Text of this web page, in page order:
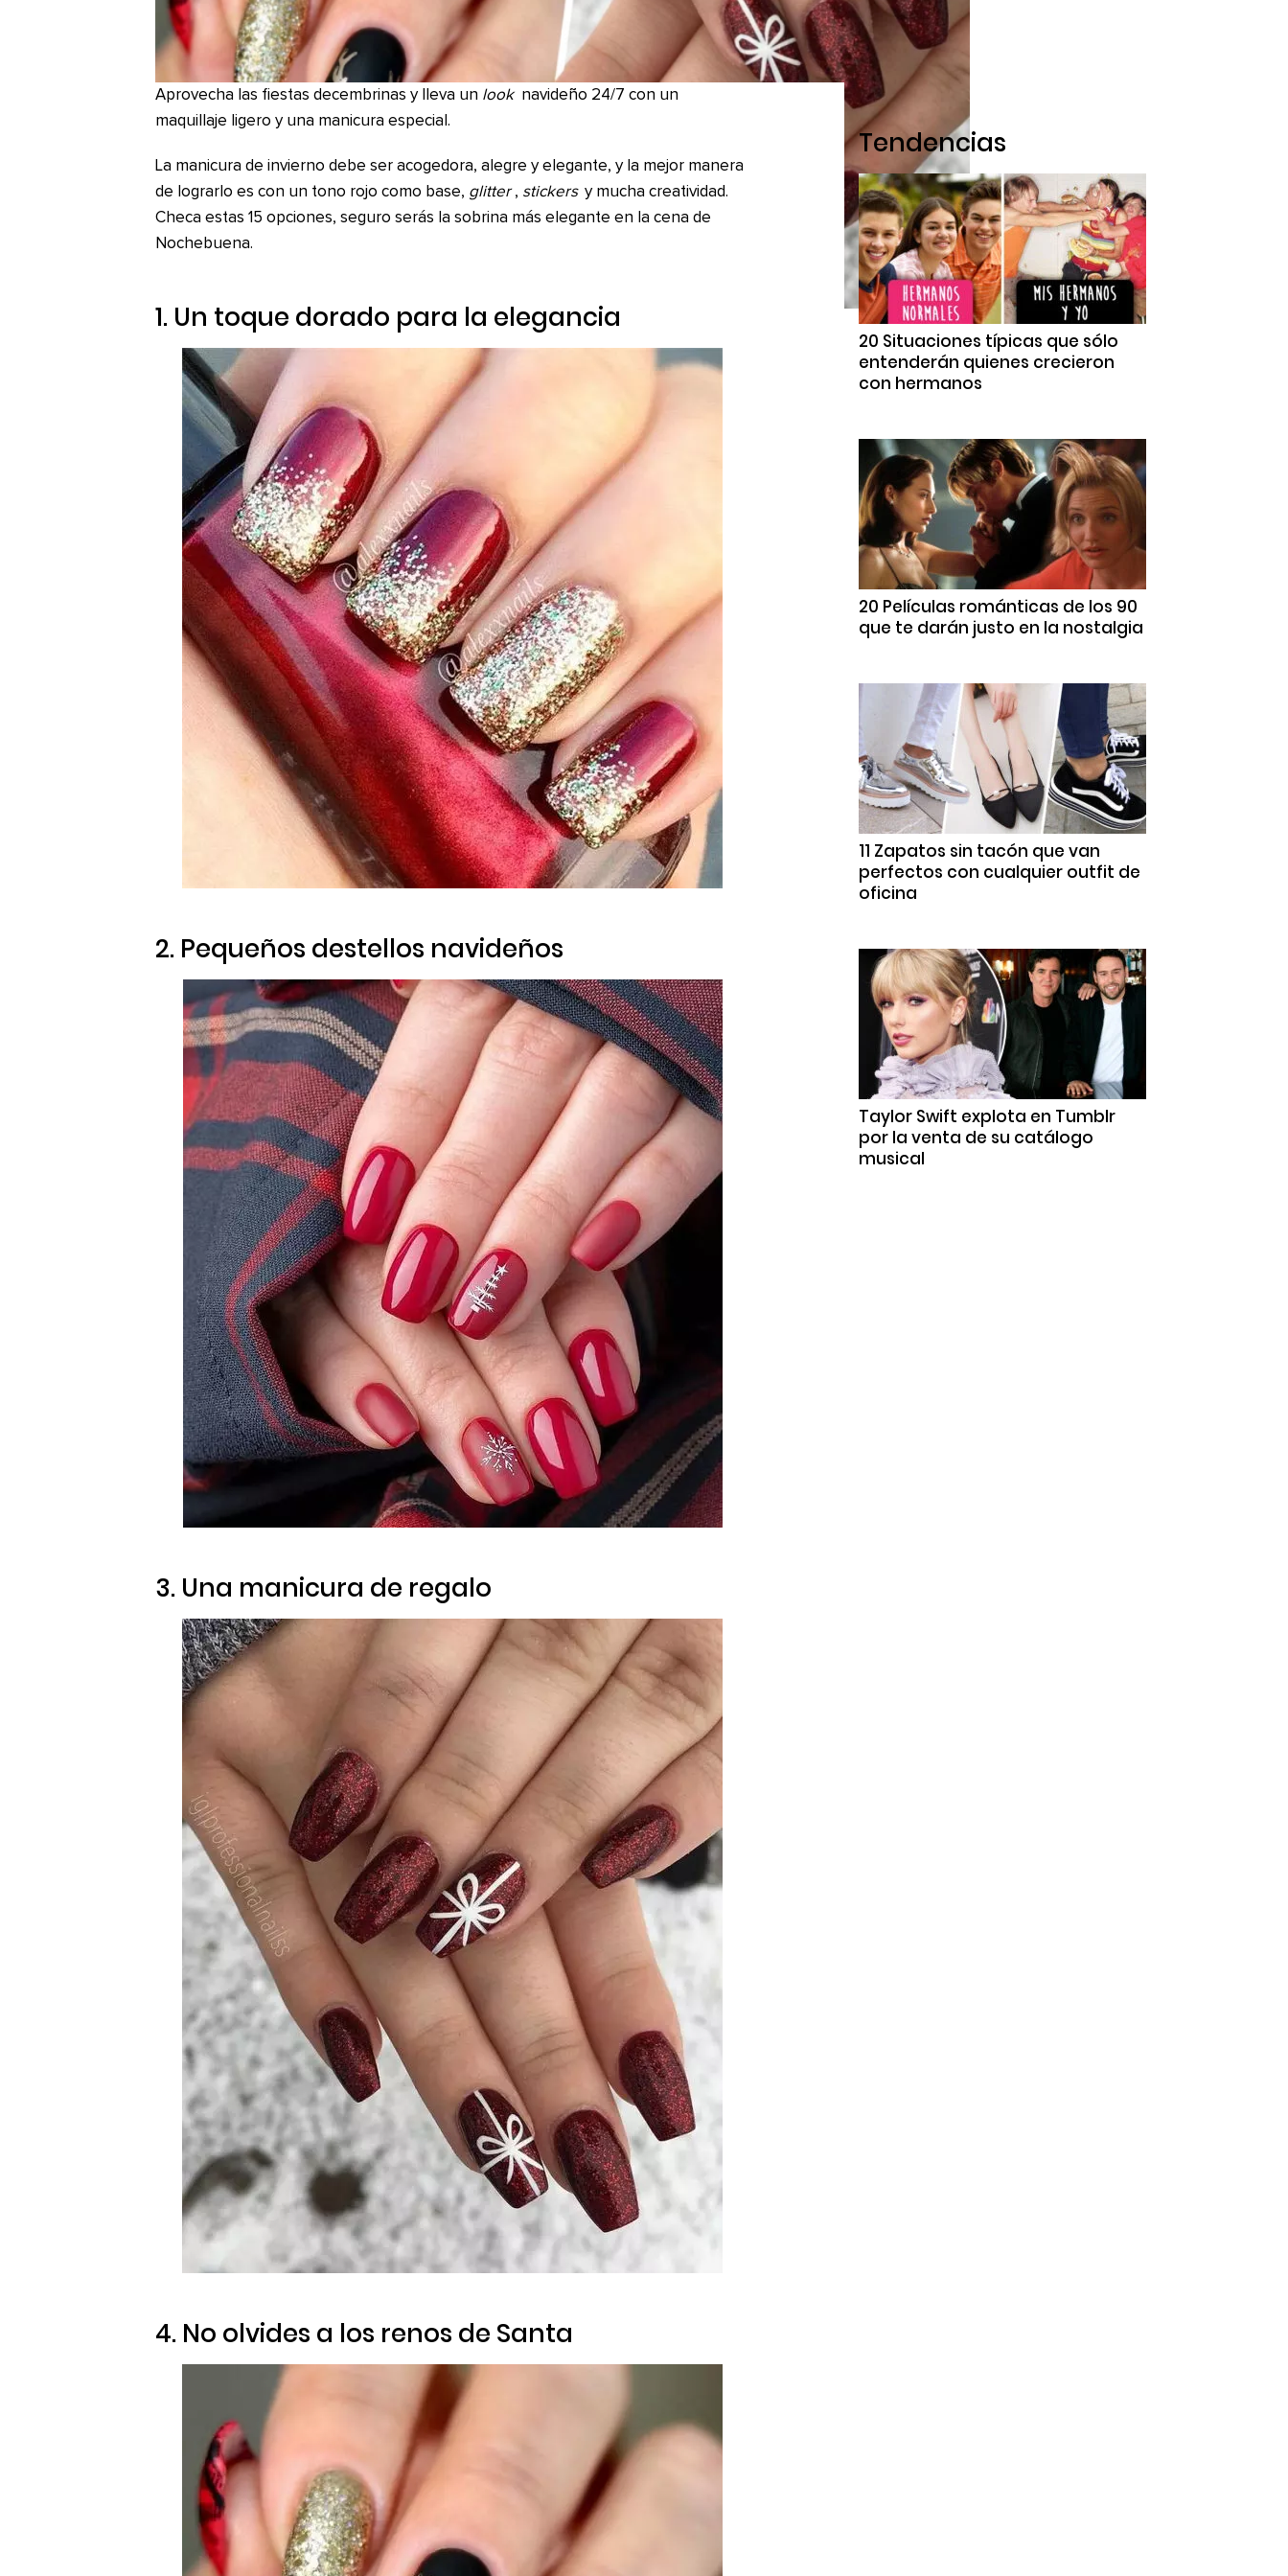
Aprovecha las fiestas decembrinas y lleva un look navideño 24/7 con un
maquillaje ligero y una manicura especial.
La manicura de invierno debe ser acogedora, alegre y elegante, y la mejor manera
de lograrlo es con un tono rojo como base, glitter , stickers y mucha creatividad.
Checa estas 15 opciones, seguro serás la sobrina más elegante en la cena de
Nochebuena.
1. Un toque dorado para la elegancia
2. Pequeños destellos navideños
3. Una manicura de regalo
4. No olvides a los renos de Santa
Tendencias
20 Situaciones típicas que sólo
entenderán quienes crecieron
con hermanos
20 Películas románticas de los 90
que te darán justo en la nostalgia
11 Zapatos sin tacón que van
perfectos con cualquier outfit de
oficina
Taylor Swift explota en Tumblr
por la venta de su catálogo
musical